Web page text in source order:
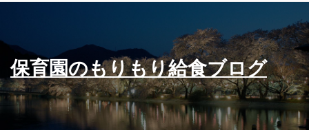
保育園のもりもり給食ブログ